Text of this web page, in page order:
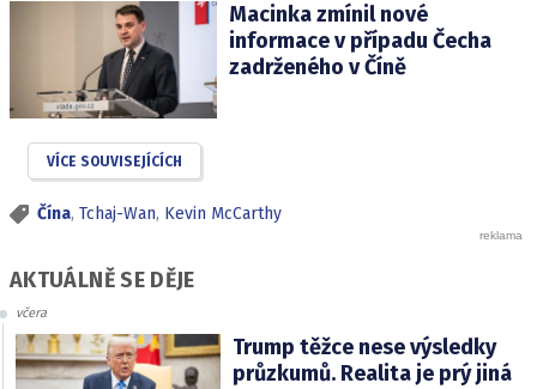
Macinka zmínil nové
informace v případu Čecha
zadrženého v Číně
VÍCE SOUVISEJÍCÍCH
Čína, Tchaj-Wan, Kevin McCarthy
AKTUÁLNĚ SE DĚJE
včera
Trump těžce nese výsledky
průzkumů. Realita je prý jiná